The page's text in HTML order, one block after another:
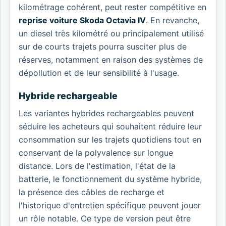
kilométrage cohérent, peut rester compétitive en
reprise voiture Skoda Octavia IV. En revanche,
un diesel très kilométré ou principalement utilisé
sur de courts trajets pourra susciter plus de
réserves, notamment en raison des systèmes de
dépollution et de leur sensibilité à l'usage.
Hybride rechargeable
Les variantes hybrides rechargeables peuvent
séduire les acheteurs qui souhaitent réduire leur
consommation sur les trajets quotidiens tout en
conservant de la polyvalence sur longue
distance. Lors de l'estimation, l'état de la
batterie, le fonctionnement du système hybride,
la présence des câbles de recharge et
l'historique d'entretien spécifique peuvent jouer
un rôle notable. Ce type de version peut être